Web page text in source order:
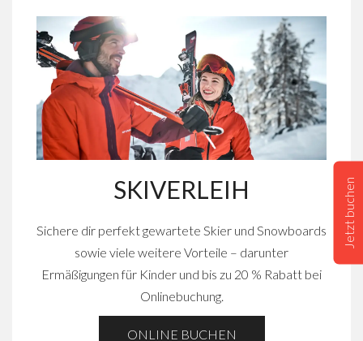
Jetzt buchen
SKIVERLEIH
Sichere dir perfekt gewartete Skier und Snowboards
sowie viele weitere Vorteile – darunter
Ermäßigungen für Kinder und bis zu 20 % Rabatt bei
Onlinebuchung.
ONLINE BUCHEN